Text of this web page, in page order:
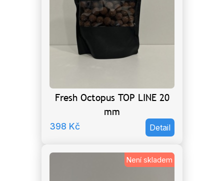
Fresh Octopus TOP LINE 20
mm
398 Kč Detail
Není skladem